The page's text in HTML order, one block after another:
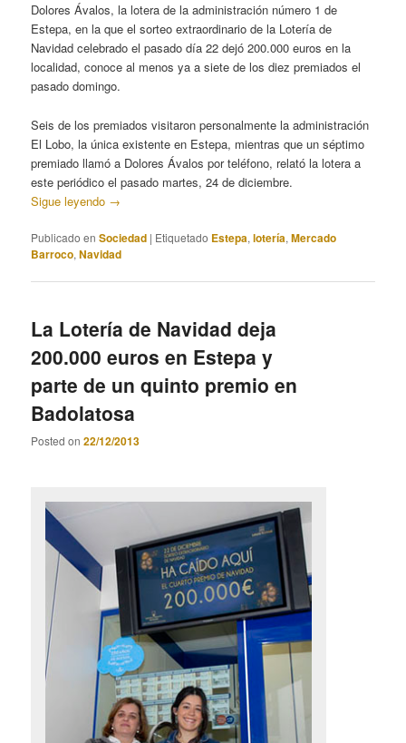
Dolores Ávalos, la lotera de la administración número 1 de
Estepa, en la que el sorteo extraordinario de la Lotería de
Navidad celebrado el pasado día 22 dejó 200.000 euros en la
localidad, conoce al menos ya a siete de los diez premiados el
pasado domingo.
Seis de los premiados visitaron personalmente la administración
El Lobo, la única existente en Estepa, mientras que un séptimo
premiado llamó a Dolores Ávalos por teléfono, relató la lotera a
este periódico el pasado martes, 24 de diciembre.
Sigue leyendo →
Publicado en Sociedad | Etiquetado Estepa,lotería,Mercado
Barroco,Navidad
La Lotería de Navidad deja
200.000 euros en Estepa y
parte de un quinto premio en
Badolatosa
Posted on22/12/2013